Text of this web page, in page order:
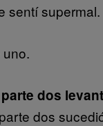
sentí supermal.
dos
dos